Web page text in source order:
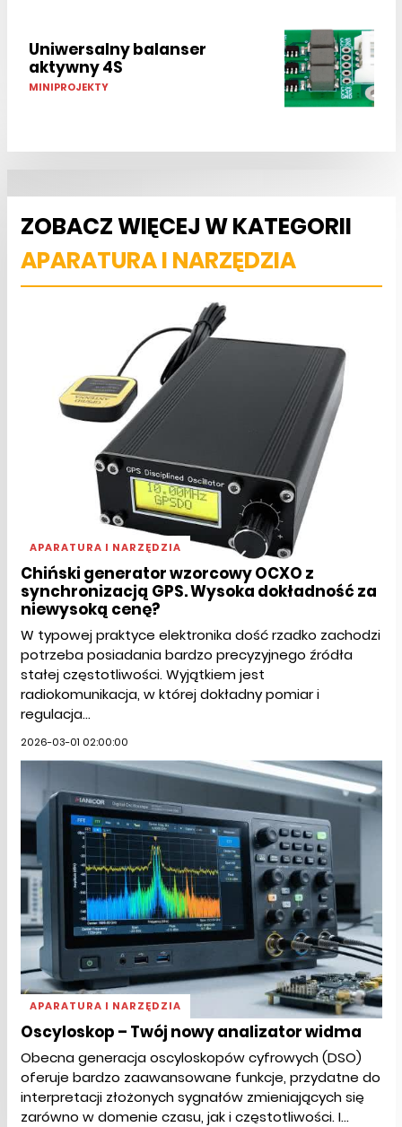
Uniwersalny balanser
aktywny 4S
MINIPROJEKTY
ZOBACZ WIĘCEJ W KATEGORII
APARATURA I NARZĘDZIA
APARATURA I NARZĘDZIA
Chiński generator wzorcowy OCXO z
synchronizacją GPS. Wysoka dokładność za
niewysoką cenę?
W typowej praktyce elektronika dość rzadko zachodzi
potrzeba posiadania bardzo precyzyjnego źródła
stałej częstotliwości. Wyjątkiem jest
radiokomunikacja, w której dokładny pomiar i
regulacja...
2026-03-01 02:00:00
APARATURA I NARZĘDZIA
Oscyloskop – Twój nowy analizator widma
Obecna generacja oscyloskopów cyfrowych (DSO)
oferuje bardzo zaawansowane funkcje, przydatne do
interpretacji złożonych sygnałów zmieniających się
zarówno w domenie czasu, jak i częstotliwości. I...